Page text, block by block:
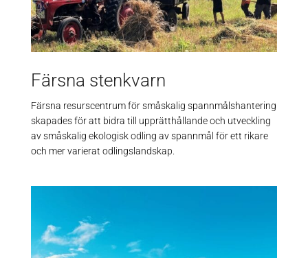
Färsna stenkvarn
Färsna resurscentrum för småskalig spannmålshantering
skapades för att bidra till upprätthållande och utveckling
av småskalig ekologisk odling av spannmål för ett rikare
och mer varierat odlingslandskap.